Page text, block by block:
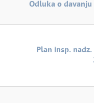
Odluka o
Plan insp.